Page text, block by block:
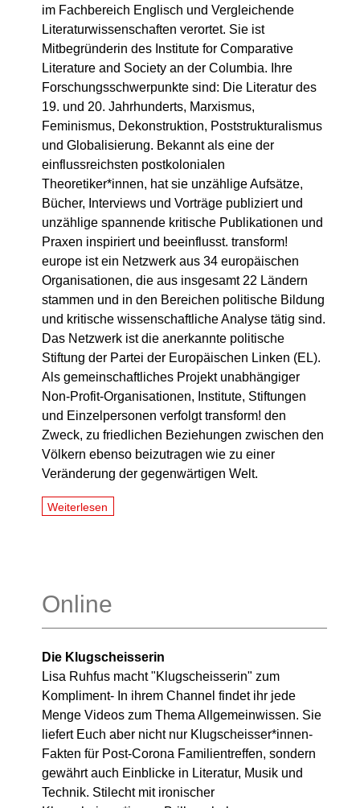
im Fachbereich Englisch und Vergleichende
Literaturwissenschaften verortet. Sie ist
Mitbegründerin des Institute for Comparative
Literature and Society an der Columbia. Ihre
Forschungsschwerpunkte sind: Die Literatur des
19. und 20. Jahrhunderts, Marxismus,
Feminismus, Dekonstruktion, Poststrukturalismus
und Globalisierung. Bekannt als eine der
einflussreichsten postkolonialen
Theoretiker*innen, hat sie unzählige Aufsätze,
Bücher, Interviews und Vorträge publiziert und
unzählige spannende kritische Publikationen und
Praxen inspiriert und beeinflusst. transform!
europe ist ein Netzwerk aus 34 europäischen
Organisationen, die aus insgesamt 22 Ländern
stammen und in den Bereichen politische Bildung
und kritische wissenschaftliche Analyse tätig sind.
Das Netzwerk ist die anerkannte politische
Stiftung der Partei der Europäischen Linken (EL).
Als gemeinschaftliches Projekt unabhängiger
Non-Profit-Organisationen, Institute, Stiftungen
und Einzelpersonen verfolgt transform! den
Zweck, zu friedlichen Beziehungen zwischen den
Völkern ebenso beizutragen wie zu einer
Veränderung der gegenwärtigen Welt.
Weiterlesen
Online
Die Klugscheisserin
Lisa Ruhfus macht "Klugscheisserin" zum
Kompliment- In ihrem Channel findet ihr jede
Menge Videos zum Thema Allgemeinwissen. Sie
liefert Euch aber nicht nur Klugscheisser*innen-
Fakten für Post-Corona Familientreffen, sondern
gewährt auch Einblicke in Literatur, Musik und
Technik. Stilecht mit ironischer